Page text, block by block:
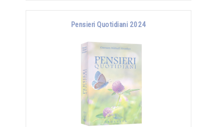
Pensieri Quotidiani 2024